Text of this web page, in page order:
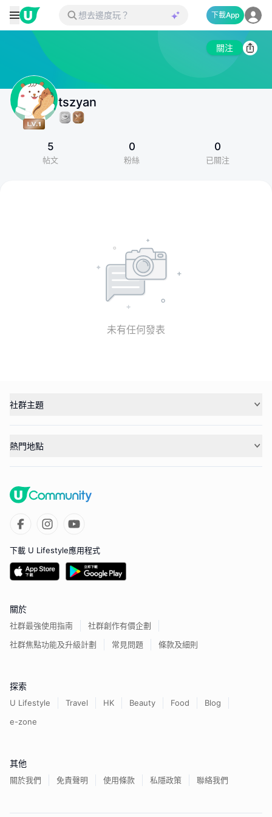
下載App
關注
tszyan
5
帖文
0
粉絲
0
已關注
未有任何發表
社群主題
熱門地點
下載 U Lifestyle應用程式
關於
社群最強使用指南
社群創作有價企劃
社群焦點功能及升級計劃
常見問題 條款及細則
探索
U Lifestyle Travel HK Beauty Food
Blog
e-zone
其他
關於我們 免責聲明 使用條款 私隱政策 聯絡我們